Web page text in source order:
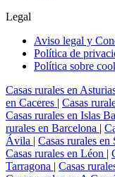
Legal
Aviso legal y
Política de
Política sobre
Casas rurales en
en Caceres | Casas
Casas rurales en Islas
rurales en Barcelona |
Ávila | Casas rurales en
Casas rurales en Léon |
Tarragona | Casas